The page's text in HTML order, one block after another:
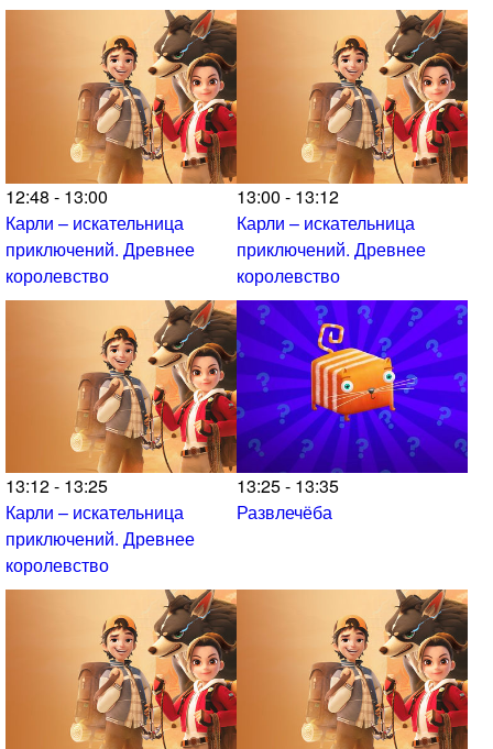
12:48 - 13:00
Карли – искательница
приключений. Древнее
королевство
13:00 - 13:12
Карли – искательница
приключений. Древнее
королевство
13:12 - 13:25
Карли – искательница
приключений. Древнее
королевство
13:25 - 13:35
Развлечёба